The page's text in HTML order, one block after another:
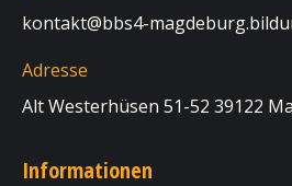
kontakt@bbs4-
Adresse
Alt Westerhüsen 51-52 39122
Informationen